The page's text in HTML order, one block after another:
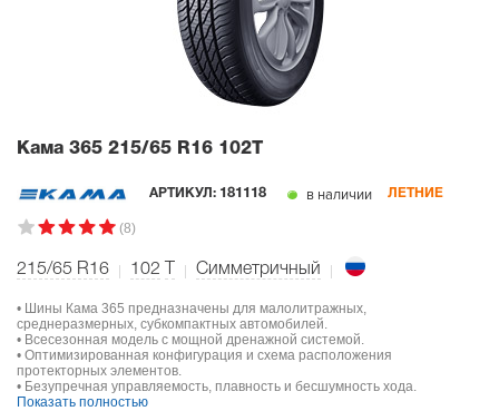
Кама 365 215/65 R16 102T
АРТИКУЛ: 181118 в наличии ЛЕТНИЕ
(8)
215/65 R16 102 Симметричный
• Шины Кама 365 предназначены для малолитражных,
среднеразмерных, субкомпактных автомобилей.
• Всесезонная модель с мощной дренажной системой.
• Оптимизированная конфигурация и схема расположения
протекторных элементов.
• Безупречная управляемость, плавность и бесшумность хода.
Показать полностью